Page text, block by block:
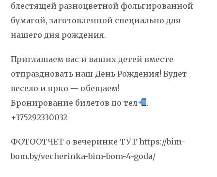
блестящей разноцветной фольгированной
бумагой, заготовленной специально для
нашего дня рождения.
Приглашаем вас и ваших детей вместе
отпраздновать наш День Рождения! Будет
весело и ярко — обещаем!
Бронирование билетов по тел
.
+375292330032
ФОТООТЧЕТ о вечеринке ТУТ https://bim-
bom.by/vecherinka-bim-bom-4-goda/